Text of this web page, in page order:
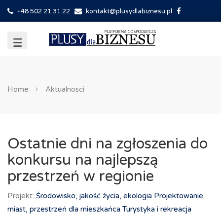
+48 502 21 31 22 kontakt@plusydlabiznesu.pl
Home Aktualnosci
Ostatnie dni na zgłoszenia do
konkursu na najlepszą
przestrzeń w regionie
Projekt: Środowisko, jakość życia, ekologia Projektowanie
miast, przestrzeń dla mieszkańca Turystyka i rekreacja